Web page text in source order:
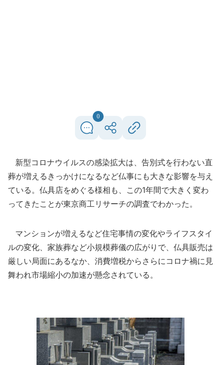
0
新型コロナウイルスの感染拡大は、告別式を行わない直
葬が増えるきっかけになるなど仏事にも大きな影響を与え
ている。仏具店をめぐる様相も、この1年間で大きく変わ
ってきたことが東京商工リサーチの調査でわかった。
マンションが増えるなど住宅事情の変化やライフスタイ
ルの変化、家族葬など小規模葬儀の広がりで、仏具販売は
厳しい局面にあるなか、消費増税からさらにコロナ禍に見
舞われ市場縮小の加速が懸念されている。